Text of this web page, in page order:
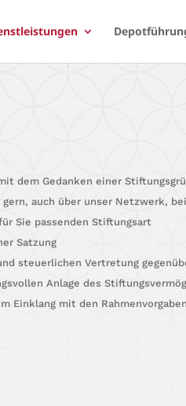
dem Gedan­ken einer
auch über unser Netz­werk,
Sie pas­sen­den Stiftungsart
Satzung
steu­er­li­chen Ver­tre­tung
Anla­ge des
Ein­klang mit den